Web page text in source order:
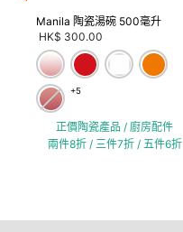
Manila 陶瓷湯碗 500毫升
HK$ 300.00
+5
正價陶瓷產品 / 廚房配件
兩件8折 / 三件7折 / 五件6折